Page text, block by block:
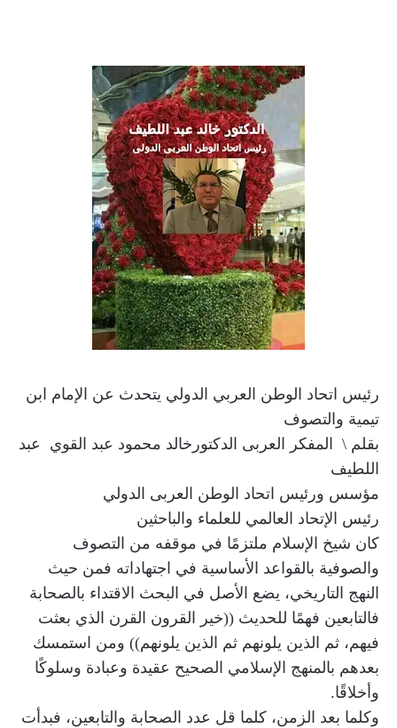
رئيس اتحاد الوطن العربي الدولي يتحدث عن الإمام ابن
تيمية والتصوف
بقلم \ المفكر العربى الدكتورخالد محمود عبد القوي عبد
اللطيف
مؤسس ورئيس اتحاد الوطن العربى الدولي
رئيس الإتحاد العالمي للعلماء والباحثين
كان شيخ الإسلام ملتزمًا في موقفه من التصوف
والصوفية بالقواعد الأساسية في اجتهاداته فمن حيث
النهج التاريخي، يضع الأصل في البحث الاقتداء بالصحابة
فالتابعين فهمًا للحديث ((خير القرون القرن الذي بعثت
فيهم، ثم الذين يلونهم ثم الذين يلونهم)) ومن استمسك
بعدهم بالمنهج الإسلامي الصحيح عقيدة وعبادة وسلوكًا
وأخلاقًا.
وكلما بعد الزمن، كلما قل عدد الصحابة والتابعين، فبدأت